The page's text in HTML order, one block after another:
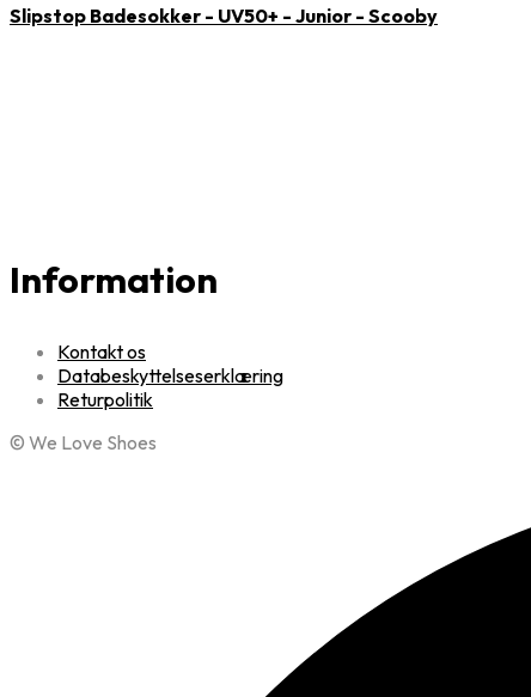
Slipstop Badesokker - UV50+ - Junior - Scooby
Information
Kontakt os
Databeskyttelseserklæring
Returpolitik
© We Love Shoes